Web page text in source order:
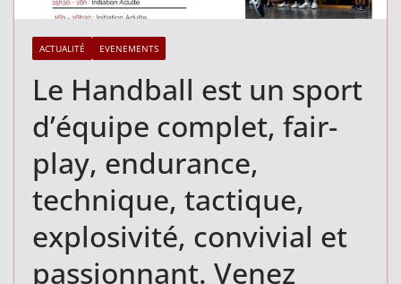
ACTUALITÉ EVENEMENTS
Le Handball est un sport
d’équipe complet, fair-
play, endurance,
technique, tactique,
explosivité, convivial et
passionnant. Venez